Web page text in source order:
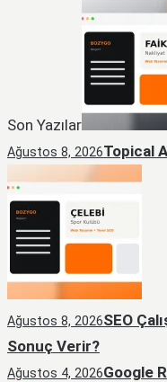
Son Yazılar
Ağustos 8, 2026Topical
Ağustos 8, 2026SEO
Sonuç Verir?
Ağustos 4, 2026Google